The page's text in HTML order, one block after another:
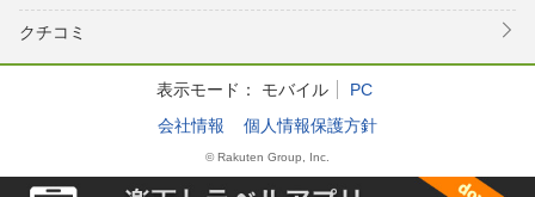
クチコミ
表示モード： モバイル
PC
会社情報
個人情報保護方針
© Rakuten Group, Inc.